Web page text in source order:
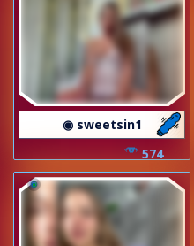
◉ sweetsin1
574